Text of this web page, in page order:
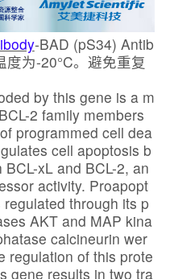
-BAD (pS34) Antib
为-20°C。避免重复
by this gene is a m
2 family members
programmed cell dea
cell apoptosis b
xL and BCL-2, an
activity. Proapopt
through its p
AKT and MAP kina
calcineurin wer
regulation of this prote
gene results in two tra